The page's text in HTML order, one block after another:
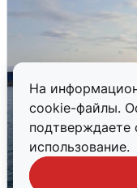
На
cookie-файлы.
подтверждаете
использование.